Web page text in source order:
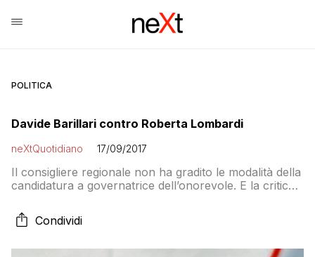
POLITICA
Davide Barillari contro Roberta Lombardi
neXtQuotidiano 17/09/2017
Il consigliere regionale non ha gradito le modalità della
candidatura a governatrice dell’onorevole. E la critica
Condividi